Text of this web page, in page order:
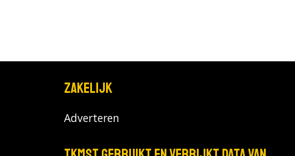
Zakelijk
Adverteren